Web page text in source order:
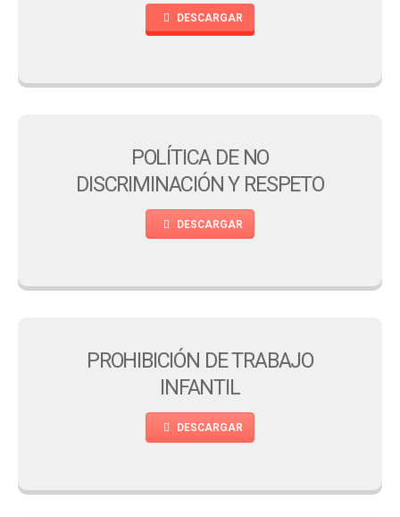
DESCARGAR
POLÍTICA DE NO
DISCRIMINACIÓN Y RESPETO
DESCARGAR
PROHIBICIÓN DE TRABAJO
INFANTIL
DESCARGAR